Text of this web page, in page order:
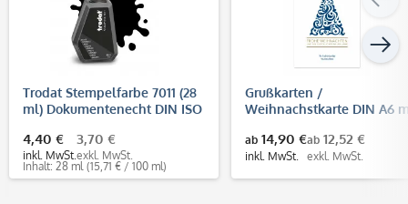
Trodat Stempelfarbe 7011 (28
ml) Dokumentenecht DIN ISO
4,40 €
inkl. MwSt.
3,70 €
exkl. MwSt.
Inhalt: 28 ml (15,71 € / 100 ml)
Grußkarten /
Weihnachstkarte DIN A6
personalisiert mit Logo
Name
ab 14,90 €
inkl. MwSt.
ab 12,52 €
exkl. MwSt.